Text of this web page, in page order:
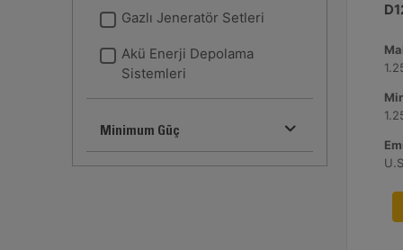
Gazlı Jeneratör Setleri
Akü Enerji Depolama
Sistemleri
Minimum Güç